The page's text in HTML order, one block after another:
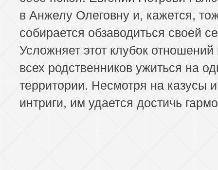
в Анжелу Олеговну и, кажется,
собирается обзаводиться своей
Усложняет этот клубок
всех родственников ужиться на
территории. Несмотря на казусы
интриги, им удается достичь